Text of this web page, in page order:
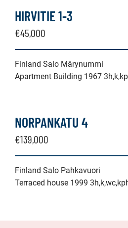
HIRVITIE 1-3
€45,000
Finland Salo Märynummi
Apartment Building 1967
NORPANKATU 4
€139,000
Finland Salo Pahkavuori
Terraced house 1999